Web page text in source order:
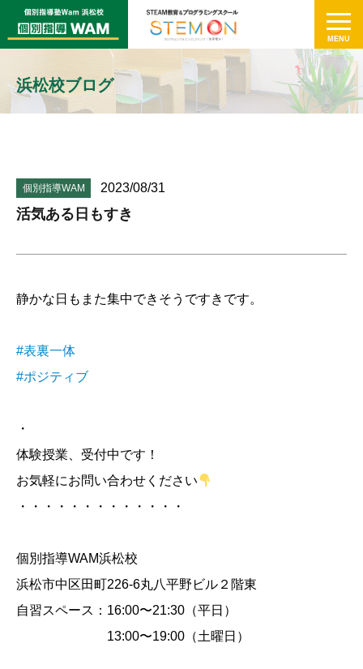
浜松校ブログ
個別指導WAM 2023/08/31
活気ある日もすき
静かな日もまた集中できそうですきです。
#表裏一体
#ポジティブ
・
体験授業、受付中です！
お気軽にお問い合わせください
・・・・・・・・・・・・・
個別指導WAM浜松校
浜松市中区田町226-6丸八平野ビル２階東
自習スペース：16:00〜21:30（平日）
13:00〜19:00（土曜日）